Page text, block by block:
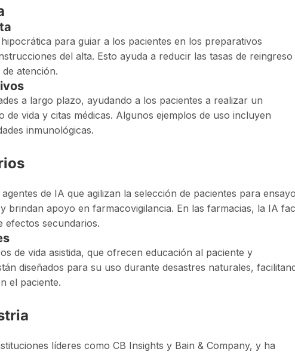
para guiar a los pacientes en los preparativos
del alta. Esto ayuda a reducir las tasas de reingreso
atención.
a largo plazo, ayudando a los pacientes a realizar un
de vida y citas médicas. Algunos ejemplos de uso incluyen
inmunológicas.
de IA que agilizan la selección de pacientes para
apoyo en farmacovigilancia. En las farmacias, la IA
efectos secundarios.
de vida asistida, que ofrecen educación al paciente y
diseñados para su uso durante desastres naturales,
el paciente.
líderes como CB Insights y Bain & Company, y ha